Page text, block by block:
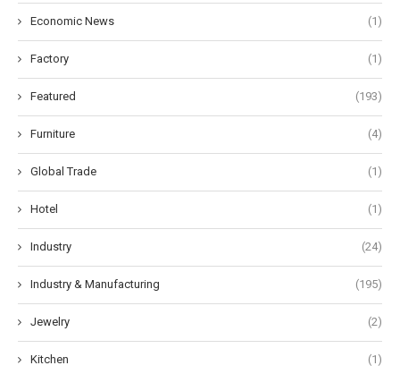
Economic News (1)
Factory (1)
Featured (193)
Furniture (4)
Global Trade (1)
Hotel (1)
Industry (24)
Industry & Manufacturing (195)
Jewelry (2)
Kitchen (1)